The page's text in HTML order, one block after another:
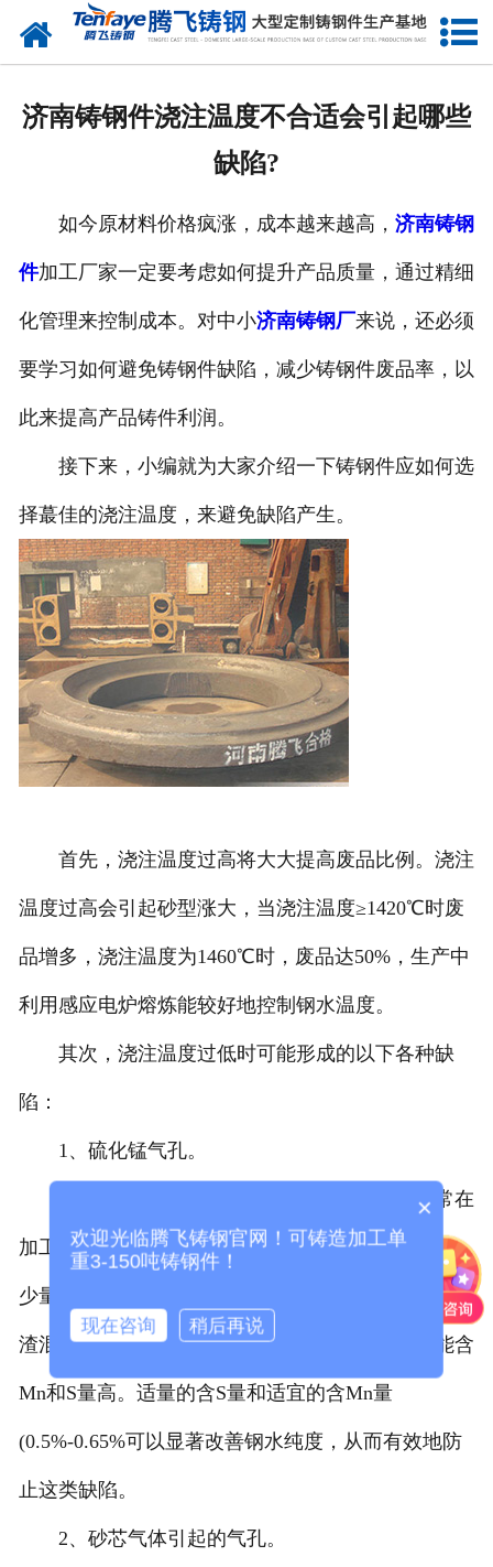
网站首页
生产能力
联系我们
济南铸钢件浇注温度不合适会引起哪些
缺陷?
如今原材料价格疯涨，成本越来越高， 济南铸钢
件加工厂家一定要考虑如何提升产品质量，通过精细
化管理来控制成本。对中小济南铸钢厂来说，还必须
要学习如何避免铸钢件缺陷，减少铸钢件废品率，以
此来提高产品铸件利润。
接下来，小编就为大家介绍一下铸钢件应如何选
择蕞佳的浇注温度，来避免缺陷产生。
首先，浇注温度过高将大大提高废品比例。浇注
温度过高会引起砂型涨大，当浇注温度≥1420℃时废
品增多，浇注温度为1460℃时，废品达50%，生产中
利用感应电炉熔炼能较好地控制钢水温度。
其次，浇注温度过低时可能形成的以下各种缺
陷：
1、硫化锰气孔。
此种气孔位于铸钢件表皮以下且多在上面，常在
加工后显露出来，气孔直径约2~6mm有时孔中含有
少量熔渣，金相研究表明，此缺陷是由MnS偏析与熔
渣混合而成，原因是浇注温度低，同时钢水中可能含
Mn和S量高。适量的含S量和适宜的含Mn量
(0.5%-0.65%可以显著改善钢水纯度，从而有效地防
止这类缺陷。
2、砂芯气体引起的气孔。
×
欢迎光临腾飞铸钢官网！可铸造加工单
重3-150吨铸钢件！
现在咨询 稍后再说